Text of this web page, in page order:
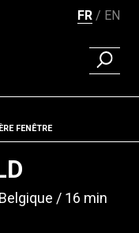
FR EN
FENÊTRE
Belgique 16 min